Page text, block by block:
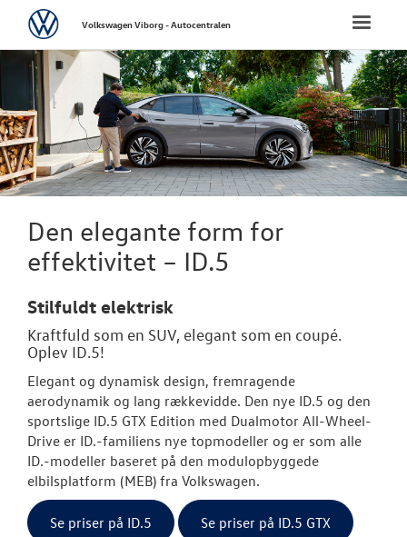
FORSIDE
NYE
Bestil
Privatleasing
Modeller
ID. Polo
ID.3 Neo
Toggle
VolkswagenVolkswagen Viborg - Autocentralen
Den elegante form for
effektivitet – ID.5
Stilfuldt elektrisk
Kraftfuld som en SUV, elegant som en coupé.
Oplev ID.5!
Elegant og dynamisk design, fremragende
aerodynamik og lang rækkevidde. Den nye ID.5 og den
sportslige ID.5 GTX Edition med Dualmotor All-Wheel-
Drive er ID.-familiens nye topmodeller og er som alle
ID.-modeller baseret på den modulopbyggede
elbilsplatform (MEB) fra Volkswagen.
Se priser på ID.5 Se priser på ID.5 GTX